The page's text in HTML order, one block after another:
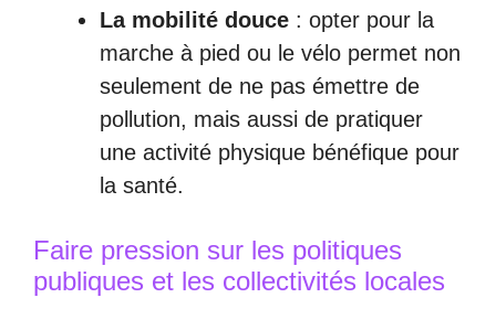
La mobilité douce : opter pour la
marche à pied ou le vélo permet non
seulement de ne pas émettre de
pollution, mais aussi de pratiquer
une activité physique bénéfique pour
la santé.
Faire pression sur les politiques
publiques et les collectivités locales